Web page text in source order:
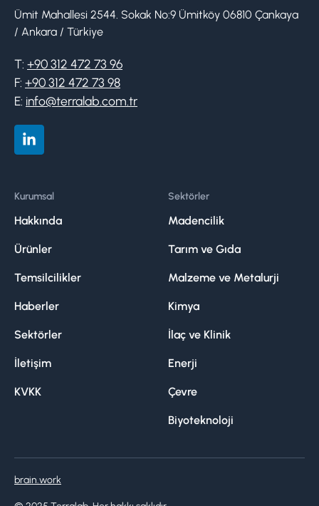
Ümit Mahallesi 2544. Sokak No:9 Ümitköy 06810 Çankaya
/ Ankara / Türkiye
T: +90 312 472 73 96
F: +90 312 472 73 98
E: info@terralab.com.tr
Kurumsal
Hakkında
Ürünler
Temsilcilikler
Haberler
Sektörler
İletişim
KVKK
Sektörler
Madencilik
Tarım ve Gıda
Malzeme ve Metalurji
Kimya
İlaç ve Klinik
Enerji
Çevre
Biyoteknoloji
brain.work